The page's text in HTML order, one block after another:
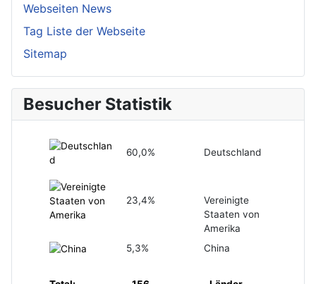
Webseiten News
Tag Liste der Webseite
Sitemap
Besucher Statistik
60,0% Deutschland
23,4%
Vereinigte
Staaten von
Amerika
5,3%
China